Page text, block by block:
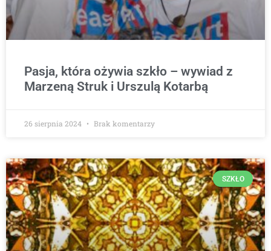
Pasja, która ożywia szkło – wywiad z
Marzeną Struk i Urszulą Kotarbą
26 sierpnia 2024 Brak komentarzy
SZKŁO